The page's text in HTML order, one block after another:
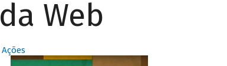
da Web
Ações